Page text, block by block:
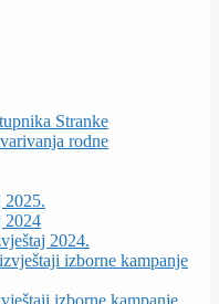
Stranke
rodne
2025.
2024
2024.
izborne kampanje
izborne kampanje